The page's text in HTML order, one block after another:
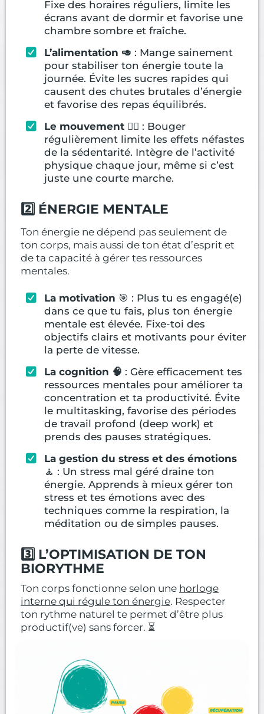
Fixe des horaires réguliers, limite les
écrans avant de dormir et favorise une
chambre sombre et fraîche.
L’alimentation 🥑 : Mange sainement
pour stabiliser ton énergie toute la
journée. Évite les sucres rapides qui
causent des chutes brutales d’énergie
et favorise des repas équilibrés.
Le mouvement 🚶‍♂️ : Bouger
régulièrement limite les effets néfastes
de la sédentarité. Intègre de l’activité
physique chaque jour, même si c’est
juste une courte marche.
2️⃣ ÉNERGIE MENTALE
Ton énergie ne dépend pas seulement de
ton corps, mais aussi de ton état d’esprit et
de ta capacité à gérer tes ressources
mentales.
La motivation 🎯 : Plus tu es engagé(e)
dans ce que tu fais, plus ton énergie
mentale est élevée. Fixe-toi des
objectifs clairs et motivants pour éviter
la perte de vitesse.
La cognition 🧠 : Gère efficacement tes
ressources mentales pour améliorer ta
concentration et ta productivité. Évite
le multitasking, favorise des périodes
de travail profond (deep work) et
prends des pauses stratégiques.
La gestion du stress et des émotions
🧘 : Un stress mal géré draine ton
énergie. Apprends à mieux gérer ton
stress et tes émotions avec des
techniques comme la respiration, la
méditation ou de simples pauses.
3️⃣ L’OPTIMISATION DE TON
BIORYTHME
Ton corps fonctionne selon une horloge
interne qui régule ton énergie. Respecter
ton rythme naturel te permet d’être plus
productif(ve) sans forcer. ⏳